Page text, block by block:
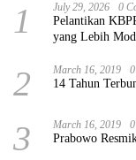
1 July 29, 2026 0
Pelantikan
yang Lebih
2 March 16, 2019
14 Tahun
3 March 16, 2019
Prabowo